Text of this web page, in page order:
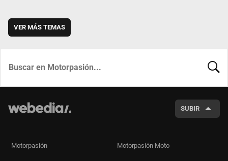
VER MÁS TEMAS
SUBIR
Motorpasión Motorpasión Moto